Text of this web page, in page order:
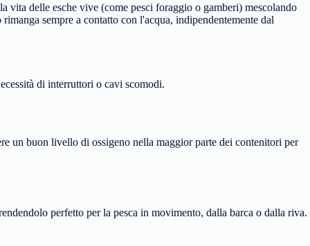
vita delle esche vive (come pesci foraggio o gamberi) mescolando
sempre a contatto con l'acqua, indipendentemente dal
di interruttori o cavi scomodi.
un buon livello di ossigeno nella maggior parte dei contenitori per
perfetto per la pesca in movimento, dalla barca o dalla riva.